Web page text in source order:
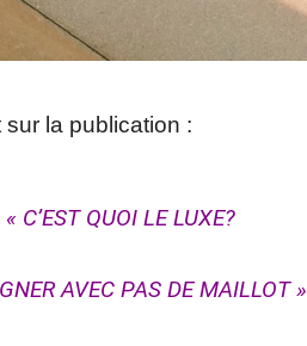
sur la publication :
« C’EST QUOI LE LUXE?
AVEC PAS DE MAILLOT »